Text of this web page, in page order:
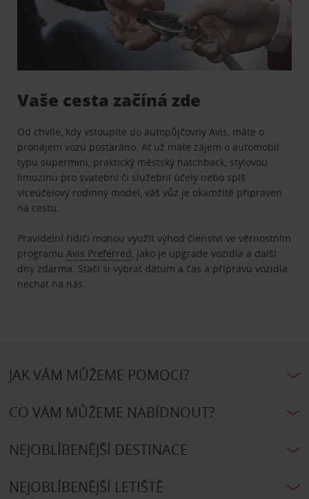
Vaše cesta začíná zde
Od chvíle, kdy vstoupíte do autopůjčovny Avis, máte o
pronájem vozu postaráno. Ať už máte zájem o automobil
typu supermini, praktický městský hatchback, stylovou
limuzínu pro svatební či služební účely nebo spíš
víceúčelový rodinný model, váš vůz je okamžitě připraven
na cestu.
Pravidelní řidiči mohou využít výhod členství ve věrnostním
programuAvis Preferred, jako je upgrade vozidla a další
dny zdarma. Stačí si vybrat datum a čas a přípravu vozidla
nechat na nás.
JAK VÁM MŮŽEME POMOCI?
CO VÁM MŮŽEME NABÍDNOUT?
NEJOBLÍBENĚJŠÍ DESTINACE
NEJOBLÍBENĚJŠÍ LETIŠTĚ